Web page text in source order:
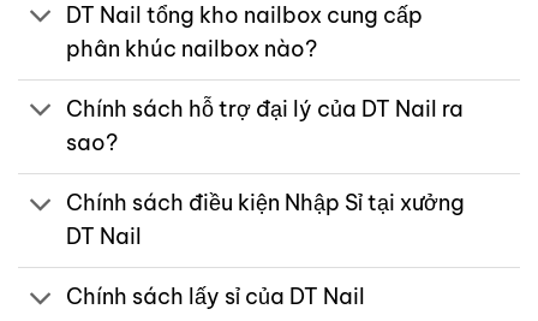
DT Nail tổng kho nailbox cung cấp
phân khúc nailbox nào?
Chính sách hỗ trợ đại lý của DT Nail ra
sao?
Chính sách điều kiện Nhập Sỉ tại xưởng
DT Nail
Chính sách lấy sỉ của DT Nail